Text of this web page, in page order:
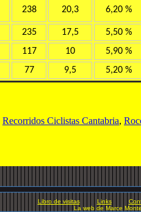
238 20,3 6,20 %
235 17,5 5,50 %
117 10 5,90 %
77 9,5 5,20 %
Recorridos Ciclistas Cantabria,
Libro de visitas Links
La web de Marce